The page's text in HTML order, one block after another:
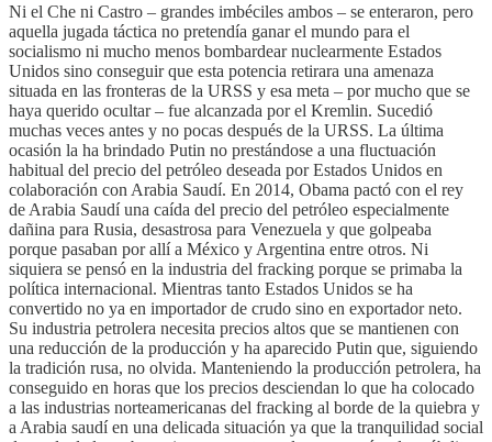
Ni el Che ni Castro – grandes imbéciles ambos – se enteraron, pero
aquella jugada táctica no pretendía ganar el mundo para el
socialismo ni mucho menos bombardear nuclearmente Estados
Unidos sino conseguir que esta potencia retirara una amenaza
situada en las fronteras de la URSS y esa meta – por mucho que se
haya querido ocultar – fue alcanzada por el Kremlin. Sucedió
muchas veces antes y no pocas después de la URSS. La última
ocasión la ha brindado Putin no prestándose a una fluctuación
habitual del precio del petróleo deseada por Estados Unidos en
colaboración con Arabia Saudí. En 2014, Obama pactó con el rey
de Arabia Saudí una caída del precio del petróleo especialmente
dañina para Rusia, desastrosa para Venezuela y que golpeaba
porque pasaban por allí a México y Argentina entre otros. Ni
siquiera se pensó en la industria del fracking porque se primaba la
política internacional. Mientras tanto Estados Unidos se ha
convertido no ya en importador de crudo sino en exportador neto.
Su industria petrolera necesita precios altos que se mantienen con
una reducción de la producción y ha aparecido Putin que, siguiendo
la tradición rusa, no olvida. Manteniendo la producción petrolera, ha
conseguido en horas que los precios desciendan lo que ha colocado
a las industrias norteamericanas del fracking al borde de la quiebra y
a Arabia saudí en una delicada situación ya que la tranquilidad social